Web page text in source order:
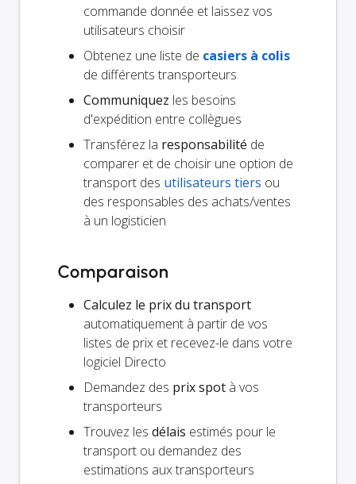
commande donnée et laissez vos
utilisateurs choisir
Obtenez une liste de casiers à colis
de différents transporteurs
Communiquez les besoins
d'expédition entre collègues
Transférez la responsabilité de
comparer et de choisir une option de
transport des utilisateurs tiers ou
des responsables des achats/ventes
à un logisticien
Comparaison
Calculez le prix du transport
automatiquement à partir de vos
listes de prix et recevez-le dans votre
logiciel Directo
Demandez des prix spot à vos
transporteurs
Trouvez les délais estimés pour le
transport ou demandez des
estimations aux transporteurs